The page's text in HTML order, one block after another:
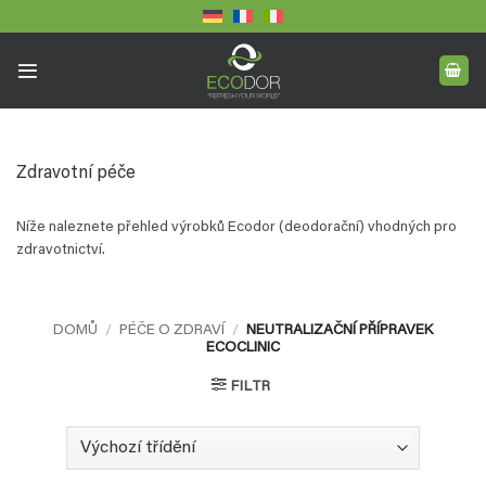
na
Zdravotní péče
Níže naleznete přehled výrobků Ecodor (deodorační) vhodných pro
zdravotnictví.
DOMŮ / PÉČE O ZDRAVÍ / NEUTRALIZAČNÍ PŘÍPRAVEK
ECOCLINIC
FILTR